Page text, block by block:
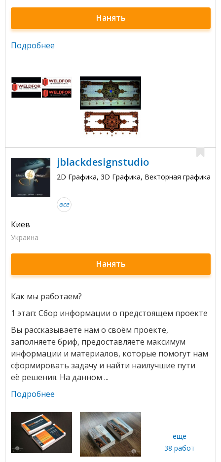
Нанять
Подробнее
jblackdesignstudio
2D Графика, 3D Графика, Векторная графика
все
Киев
Украина
Нанять
Как мы работаем?
1 этап: Сбор информации о предстоящем проекте
Вы рассказываете нам о своём проекте,
заполняете бриф, предоставляете максимум
информации и материалов, которые помогут нам
сформировать задачу и найти наилучшие пути
её решения. На данном ...
Подробнее
еще
38 работ